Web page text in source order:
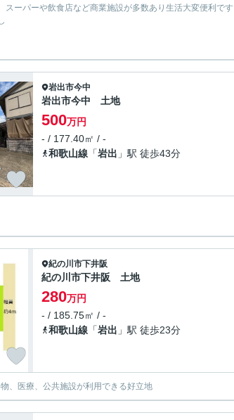
スーパーや飲食店など商業施設が多数あり生活大変便利
岩出市今中
岩出市今中 土地
500万円
- / 177.40㎡ / -
和歌山線 「岩出 」駅 徒歩43分
紀の川市下井阪
紀の川市下井阪 土地
280万円
- / 185.75㎡ / -
和歌山線 「岩出 」駅 徒歩23分
、医療、公共施設が利用できる好立地